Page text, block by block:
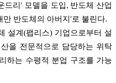
드리' 모델을 도입, 반도체 산업
반도체의 아버지'로 불린다.
설계(팹리스) 기업으로부터 설
을 전문적으로 담당하는 위탁
하는 수평적 분업 구조를 가능